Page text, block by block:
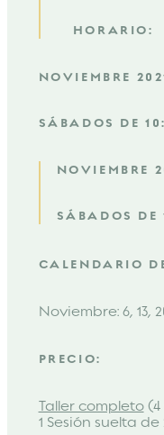
HORARIO:
NOVIEMBRE
SÁBADOS DE
NOVIEMBRE
SÁBADOS
CALENDARIO
Noviembre: 6, 13,
PRECIO:
Taller completo(4
1 Sesión suelta de